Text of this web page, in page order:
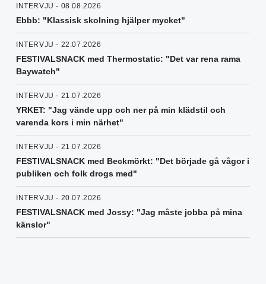
INTERVJU - 08.08.2026
Ebbb: "Klassisk skolning hjälper mycket"
INTERVJU - 22.07.2026
FESTIVALSNACK med Thermostatic: "Det var rena rama
Baywatch"
INTERVJU - 21.07.2026
YRKET: "Jag vände upp och ner på min klädstil och
varenda kors i min närhet"
INTERVJU - 21.07.2026
FESTIVALSNACK med Beckmörkt: "Det började gå vågor i
publiken och folk drogs med"
INTERVJU - 20.07.2026
FESTIVALSNACK med Jossy: "Jag måste jobba på mina
känslor"